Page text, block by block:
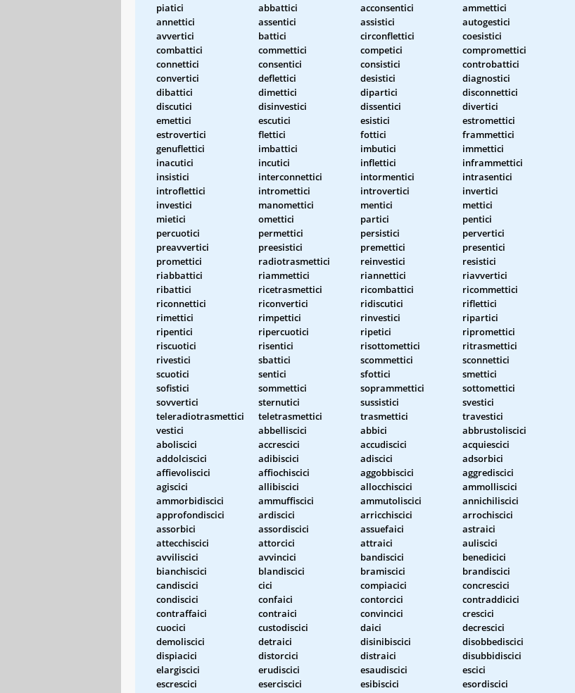
piatici abbattici acconsentici
ammettici
annettici
assentici assistici
autogestici
avvertici
battici circonflettici
coesistici
combattici
commettici competici
compromettici
connettici
consentici consistici
controbattici
convertici
deflettici desistici
diagnostici
dibattici
dimettici dipartici
disconnettici
discutici
disinvestici dissentici
divertici
emettici
escutici esistici
estromettici
estrovertici
flettici fottici
frammettici
genuflettici
imbattici imbutici
immettici
inacutici
incutici inflettici
inframmettici
insistici
interconnettici intormentici
intrasentici
introflettici
intromettici introvertici
invertici
investici
manomettici mentici
mettici
mietici
omettici partici
pentici
percuotici
permettici persistici
pervertici
preavvertici
preesistici premettici
presentici
promettici
radiotrasmettici reinvestici
resistici
riabbattici
riammettici riannettici
riavvertici
ribattici
ricetrasmettici ricombattici
ricommettici
riconnettici
riconvertici ridiscutici
riflettici
rimettici
rimpettici rinvestici
ripartici
ripentici
ripercuotici ripetici
ripromettici
riscuotici
risentici risottomettici
ritrasmettici
rivestici
sbattici scommettici
sconnettici
scuotici
sentici sfottici
smettici
sofistici
sommettici soprammettici
sottomettici
sovvertici
sternutici sussistici
svestici
teleradiotrasmettici
teletrasmettici trasmettici
travestici
vestici
abbelliscici abbici
abbrustoliscici
aboliscici
accrescici accudiscici
acquiescici
addolciscici
adibiscici adiscici
adsorbici
affievoliscici
affiochiscici aggobbiscici
aggrediscici
agiscici
allibiscici allocchiscici
ammolliscici
ammorbidiscici
ammuffiscici ammutoliscici
annichiliscici
approfondiscici
ardiscici arricchiscici
arrochiscici
assorbici
assordiscici assuefaici
astraici
attecchiscici
attorcici attraici
auliscici
avviliscici
avvincici bandiscici
benedicici
bianchiscici
blandiscici bramiscici
brandiscici
candiscici
cici compiacici
concrescici
condiscici
confaici contorcici
contraddicici
contraffaici
contraici convincici
crescici
cuocici
custodiscici daici
decrescici
demoliscici
detraici disinibiscici
disobbediscici
dispiacici
distorcici distraici
disubbidiscici
elargiscici
erudiscici esaudiscici
escici
escrescici
eserciscici esibiscici
esordiscici